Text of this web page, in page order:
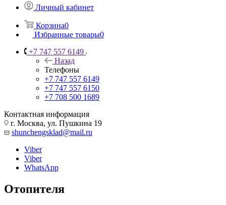
Личный кабинет
Корзина0
Избранные товары0
+7 747 557 6149
Назад
Телефоны
+7 747 557 6149
+7 747 557 6150
+7 708 500 1689
Контактная информация
г. Москва, ул. Пушкина 19
shunchengsklad@mail.ru
Viber
Viber
WhatsApp
Отопителя